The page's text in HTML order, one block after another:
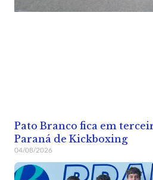
Pato Branco fica em
Paraná de Kickboxing
04/08/2026